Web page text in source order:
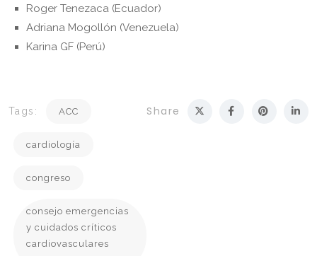
Roger Tenezaca (Ecuador)
Adriana Mogollón (Venezuela)
Karina GF (Perú)
Tags: ACC
cardiología
congreso
consejo emergencias
y cuidados críticos
cardiovasculares
Share